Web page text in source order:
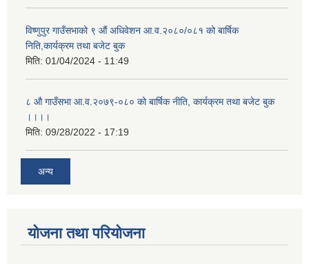
विष्णुपुर गाउँसभाको ९ औं अधिवेशन आ.व.२०८०/०८१ को बार्षिक
निति,कार्यक्रम तथा बजेट बुक
मिति: 01/04/2024 - 11:49
८ औ गाउँसभा आ.व.२०७९-०८० को बार्षिक नीति, कार्यक्रम तथा बजेट बुक
।।।।
मिति: 09/28/2022 - 17:19
अन्य
योजना तथा परियोजना